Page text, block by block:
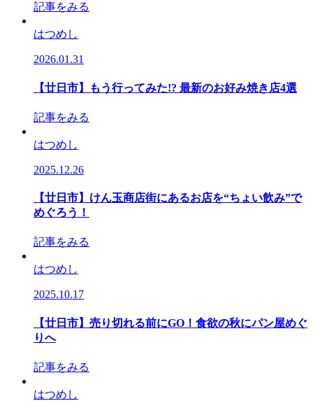
記事をみる
はつめし
2026.01.31
【廿日市】もう⾏ってみた!? 最新のお好み焼き店4選
記事をみる
はつめし
2025.12.26
【廿日市】けん玉商店街にあるお店を“ちょい飲み”で
めぐろう！
記事をみる
はつめし
2025.10.17
【廿日市】売り切れる前にGO！食欲の秋にパン屋めぐ
りへ
記事をみる
はつめし